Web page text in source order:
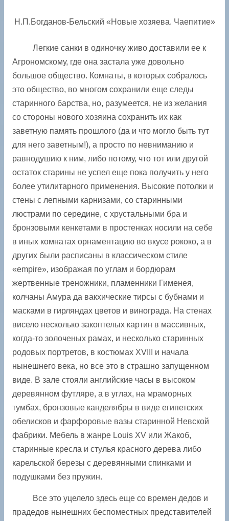
Н.П.Богданов-Бельский «Новые хозяева. Чаепитие»
Легкие санки в одиночку живо доставили ее к
Агрономскому, где она застала уже довольно
большое общество. Комнаты, в которых собралось
это общество, во многом сохранили еще следы
старинного барства, но, разумеется, не из желания
со стороны нового хозяина сохранить их как
заветную память прошлого (да и что могло быть тут
для него заветным!), а просто по невниманию и
равнодушию к ним, либо потому, что тот или другой
остаток старины не успел еще пока получить у него
более утилитарного применения. Высокие потолки и
стены с лепными карнизами, со старинными
люстрами по середине, с хрустальными бра и
бронзовыми кенкетами в простенках носили на себе
в иных комнатах орнаментацию во вкусе рококо, а в
других были расписаны в классическом стиле
«empire», изображая по углам и бордюрам
жертвенные треножники, пламенники Гименея,
колчаны Амура да вакхические тирсы с бубнами и
масками в гирляндах цветов и винограда. На стенах
висело несколько закоптелых картин в массивных,
когда-то золоченых рамах, и несколько старинных
родовых портретов, в костюмах XVIII и начала
нынешнего века, но все это в страшно запущенном
виде. В зале стояли английские часы в высоком
деревянном футляре, а в углах, на мраморных
тумбах, бронзовые канделябры в виде египетских
обелисков и фарфоровые вазы старинной Невской
фабрики. Мебель в жанре Louis XV или Жакоб,
старинные кресла и стулья красного дерева либо
карельской березы с деревянными спинками и
подушками без пружин.
Все это уцелело здесь еще со времен дедов и
прадедов нынешних беспоместных представителей